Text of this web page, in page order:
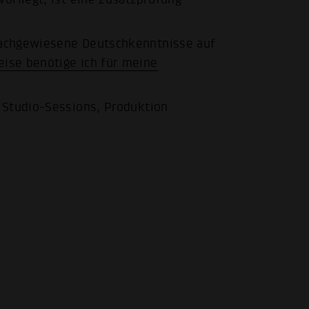
Deutschkenntnisse auf
benötige ich für meine
Sessions, Produktion